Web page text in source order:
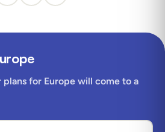
for Europe will come to a